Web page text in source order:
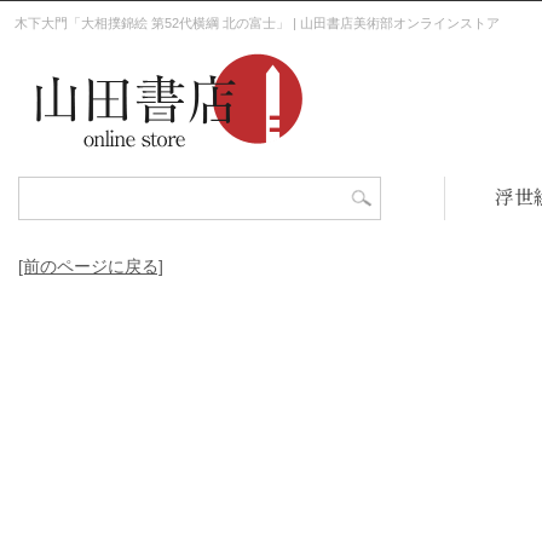
木下大門「大相撲錦絵 第52代横綱 北の富士」 | 山田書店美術部オンラインストア
浮世
[前のページに戻る]